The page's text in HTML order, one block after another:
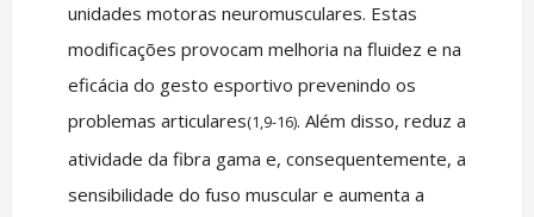
unidades motoras neuromusculares. Estas
modificações provocam melhoria na fluidez e na
eficácia do gesto esportivo prevenindo os
problemas articulares(1,9-16). Além disso, reduz a
atividade da fibra gama e, consequentemente, a
sensibilidade do fuso muscular e aumenta a